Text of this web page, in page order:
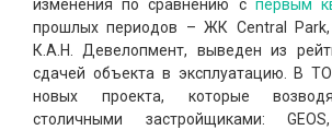
изменения по сравнению с первым
прошлых периодов – ЖК Central Park,
К.А.Н. Девелопмент, выведен из
сдачей объекта в эксплуатацию. В
новых проекта, которые
столичными застройщиками: